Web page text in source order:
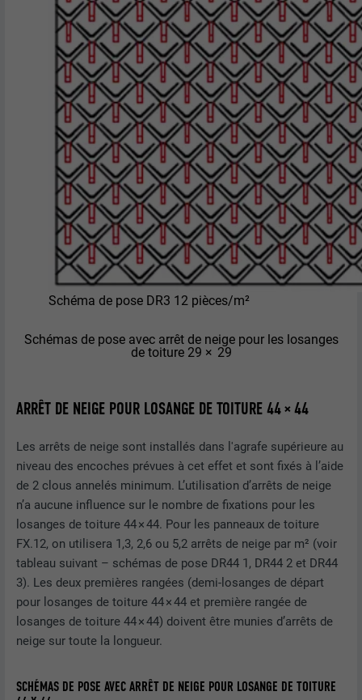
Schéma de pose DR3 12 pièces/m²
Schémas de pose avec arrêt de neige pour les losanges
de toiture 29 × 29
ARRÊT DE NEIGE POUR LOSANGE DE TOITURE 44 × 44
Les arrêts de neige sont installés dans l'agrafe supérieure au
niveau des encoches prévues à cet effet et sont fixés à l’aide
de 2 clous annelés minimum. L’utilisation d’arrêts de neige
n’a aucune influence sur le nombre de fixations pour les
losanges de toiture 44 × 44. Pour les panneaux de toiture
FX.12, on utilisera 1,3, 2,6 ou 5,2 arrêts de neige par m² (voir
tableau suivant – schémas de pose DR44 1, DR44 2 et DR44
3). Les deux premières rangées (demi-losanges de départ
pour losanges de toiture 44 × 44 et première rangée de
losanges de toiture 44 × 44) doivent être munies d’arrêts de
neige sur toute la longueur.
SCHÉMAS DE POSE AVEC ARRÊT DE NEIGE POUR LOSANGE DE TOITURE
UTILITÉ
Enregistre un identifiant unique sur les
appareils mobiles afin de permettre un
suivi se basant sur une localisation GPS
géographique.
NOM VISITOR_INFO1_LIVE
FOURNISSEUR YouTube
EXPIRATION 179 jours
UTILITÉ Mesure de la bande passante YouTube
NOM YSC
UTILITÉ
enregistrer les paramètres utilisateur et
NOM _gcl_au
FOURNISSEUR Google AdSense
EXPIRATION 3 mois
UTILITÉ
Utilisé par Google AdSense pour tester
l'efficacité de la publicité sur les sites
NOM _pinterest_ct_ua